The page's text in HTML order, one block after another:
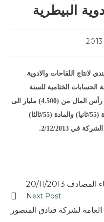
البيطرية
لانتاج اللقاحات والادوية
وذلك لمناقشة الحسابات الختامية للسنة
المالية المنتهية في 31/12/2012 وزيادة رأس المال من (4.500) مليار الى
(5.400) مليار بنسبة (20%) وفق المادة (55/ثانيا) والمادة (55/ثالثا)
2/12/2013.
20/11/2013
Next Post
العامة لشركة فنادق المنصور